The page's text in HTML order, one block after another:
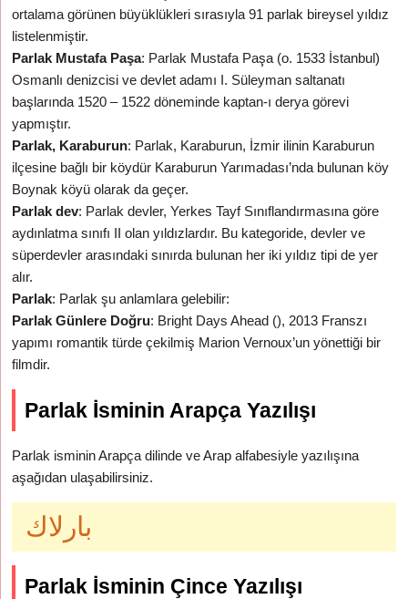
ortalama görünen büyüklükleri sırasıyla 91 parlak bireysel yıldız
listelenmiştir.
Parlak Mustafa Paşa: Parlak Mustafa Paşa (o. 1533 İstanbul)
Osmanlı denizcisi ve devlet adamı I. Süleyman saltanatı
başlarında 1520 – 1522 döneminde kaptan-ı derya görevi
yapmıştır.
Parlak, Karaburun: Parlak, Karaburun, İzmir ilinin Karaburun
ilçesine bağlı bir köydür Karaburun Yarımadası’nda bulunan köy
Boynak köyü olarak da geçer.
Parlak dev: Parlak devler, Yerkes Tayf Sınıflandırmasına göre
aydınlatma sınıfı II olan yıldızlardır. Bu kategoride, devler ve
süperdevler arasındaki sınırda bulunan her iki yıldız tipi de yer
alır.
Parlak: Parlak şu anlamlara gelebilir:
Parlak Günlere Doğru: Bright Days Ahead (), 2013 Franszı
yapımı romantik türde çekilmiş Marion Vernoux’un yönettiği bir
filmdir.
Parlak İsminin Arapça Yazılışı
Parlak isminin Arapça dilinde ve Arap alfabesiyle yazılışına
aşağıdan ulaşabilirsiniz.
بارلاك
Parlak İsminin Çince Yazılışı